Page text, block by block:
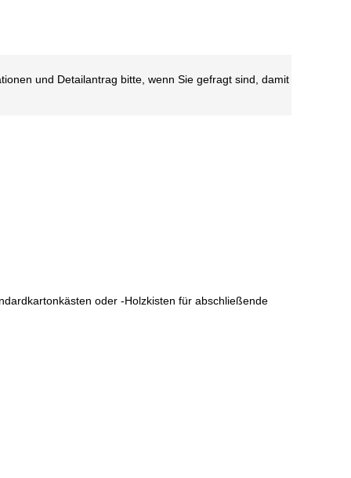
und Detailantrag bitte, wenn Sie gefragt sind, damit
oder -Holzkisten für abschließende